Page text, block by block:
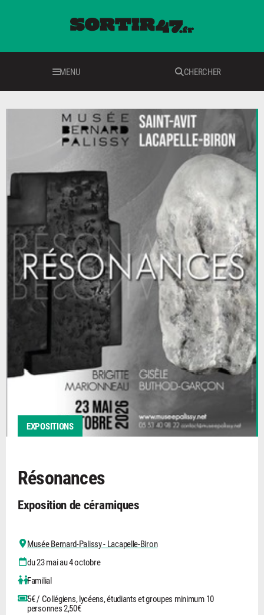
MENU CHERCHER
EXPOSITIONS
Résonances
Exposition de céramiques
Musée Bernard-Palissy - Lacapelle-Biron
du 23 mai au 4 octobre
Familial
5€ / Collégiens, lycéens, étudiants et groupes minimum 10
personnes 2,50€